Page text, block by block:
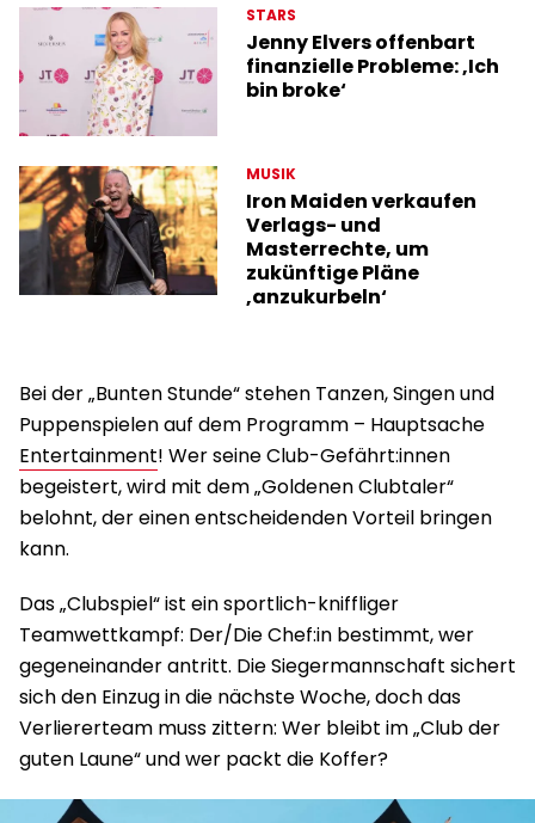
STARS
Jenny Elvers offenbart
finanzielle Probleme: ‚Ich
bin broke‘
MUSIK
Iron Maiden verkaufen
Verlags- und
Masterrechte, um
zukünftige Pläne
‚anzukurbeln‘
Bei der „Bunten Stunde“ stehen Tanzen, Singen und
Puppenspielen auf dem Programm – Hauptsache
Entertainment! Wer seine Club-Gefährt:innen
begeistert, wird mit dem „Goldenen Clubtaler“
belohnt, der einen entscheidenden Vorteil bringen
kann.
Das „Clubspiel“ ist ein sportlich-kniffliger
Teamwettkampf: Der/Die Chef:in bestimmt, wer
gegeneinander antritt. Die Siegermannschaft sichert
sich den Einzug in die nächste Woche, doch das
Verliererteam muss zittern: Wer bleibt im „Club der
guten Laune“ und wer packt die Koffer?